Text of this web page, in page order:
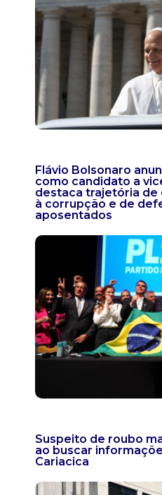
Flávio Bolsonaro
como candidato a
destaca trajetória de
à corrupção e de
aposentados
Suspeito de roubo
ao buscar
Cariacica